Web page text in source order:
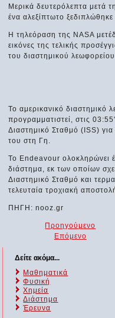
Μερικά δευτερόλεπτα μετά
ένα αλεξίπτωτο
Η τηλεόραση της NASA
εικόνες της τελικής
του διαστημικού
Το αμερικανικό διαστημικό
προγραμματιστεί, στις
Διαστημικό Σταθμό (ΙSS) για
του στη Γη.
Το Endeavour ολοκληρώνει
διάστημα, εκ των οποίων
Διαστημικό Σταθμό και
τελευταία τροχιακή
ΠΗΓΗ: nooz.gr
Προηγούμενο
Επόμενο
Δείτε ακόμα...
Μαθηματικά
Φυσική
Χημεία
Διάστημα
Έρευνα